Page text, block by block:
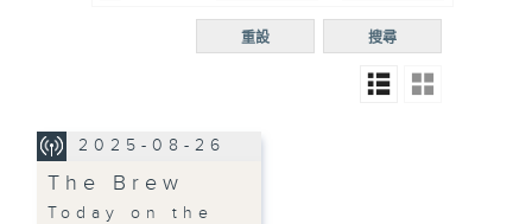
R5
普通
搜尋
重設
2025-08-26
The Brew
Today on the